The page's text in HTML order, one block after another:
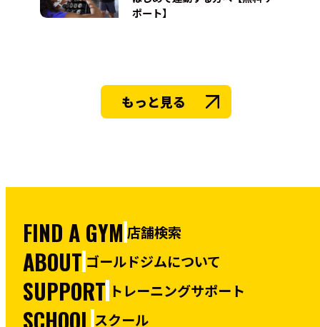
ポート】
もっと見る
FIND A GYM 店舗検索
ABOUT ゴールドジムについて
SUPPORT トレーニングサポート
SCHOOL スクール